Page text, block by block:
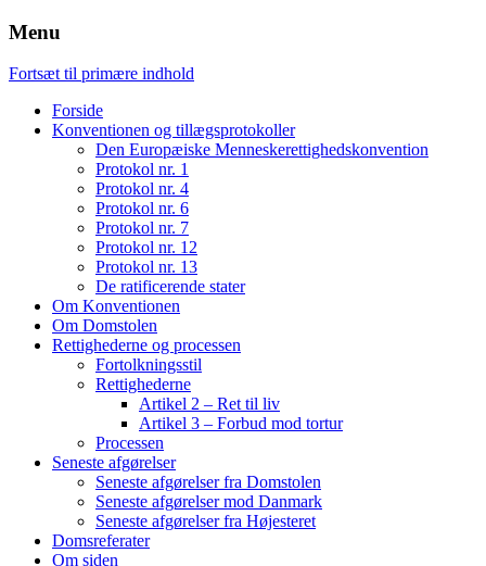
Menu
Fortsæt til primære indhold
Forside
Konventionen og tillægsprotokoller
Den Europæiske Menneskerettighedskonvention
Protokol nr. 1
Protokol nr. 4
Protokol nr. 6
Protokol nr. 7
Protokol nr. 12
Protokol nr. 13
De ratificerende stater
Om Konventionen
Om Domstolen
Rettighederne og processen
Fortolkningsstil
Rettighederne
Artikel 2 – Ret til liv
Artikel 3 – Forbud mod tortur
Processen
Seneste afgørelser
Seneste afgørelser fra Domstolen
Seneste afgørelser mod Danmark
Seneste afgørelser fra Højesteret
Domsreferater
Om siden